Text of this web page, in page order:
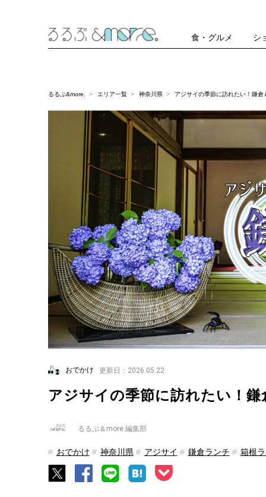
食・グルメ シ
るるぶ&more. エリア一覧 神奈川県 アジサイの季節に訪れたい！鎌倉
おでかけ 更新日：2026.05.22
アジサイの季節に訪れたい！鎌
るるぶ＆more.編集部
おでかけ 神奈川県 アジサイ 鎌倉ランチ 箱根